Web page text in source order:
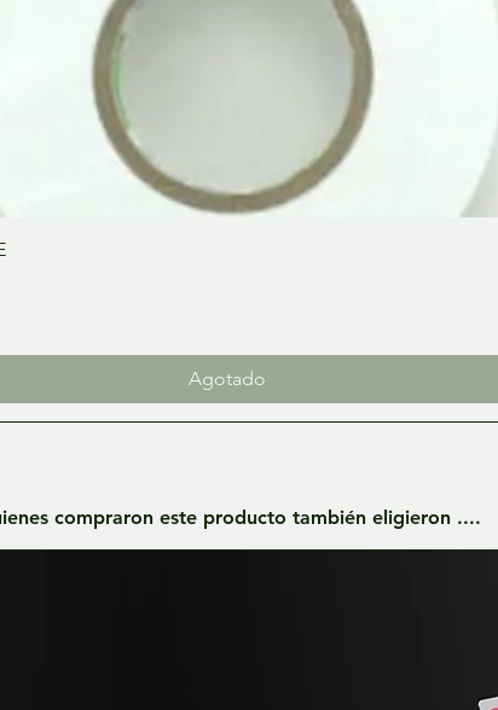
Agotado
compraron este producto también eligieron ....